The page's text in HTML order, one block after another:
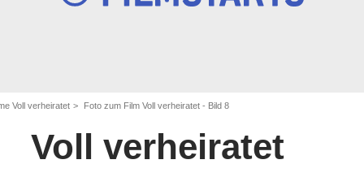
Voll verheiratet Foto zum Film Voll verheiratet - Bild 8
Voll verheiratet